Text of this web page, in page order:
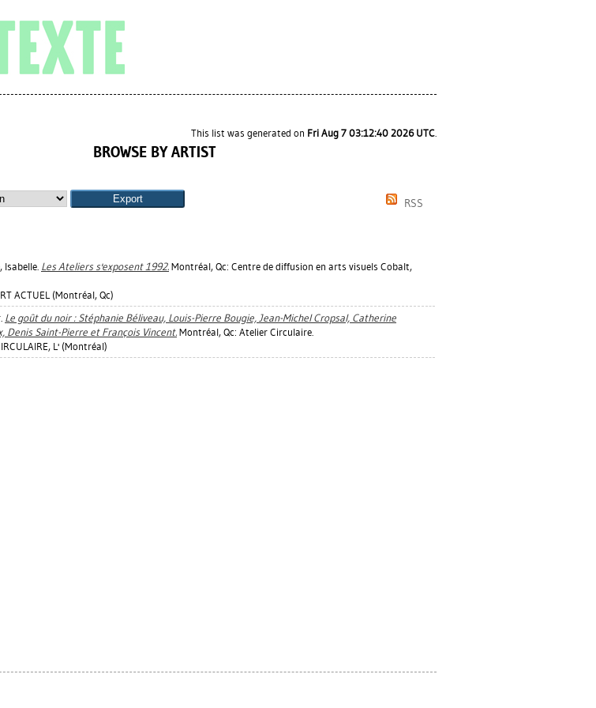
This list was generated on Fri Aug 7 03:12:40 2026 UTC.
BROWSE BY ARTIST
RSS
Isabelle. Les Ateliers s'exposent 1992. Montréal, Qc: Centre de diffusion en arts visuels Cobalt,
ACTUEL (Montréal, Qc)
. Le goût du noir : Stéphanie Béliveau, Louis-Pierre Bougie, Jean-Michel Cropsal, Catherine
Denis Saint-Pierre et François Vincent.Montréal, Qc: Atelier Circulaire.
L' (Montréal)